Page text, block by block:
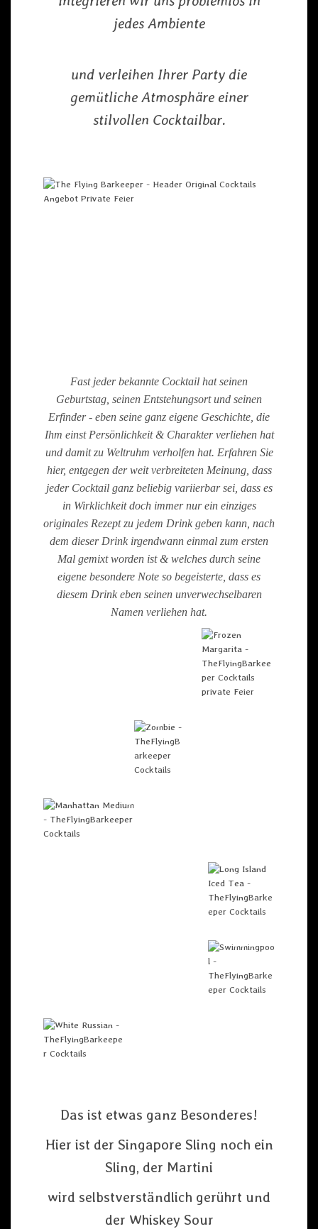
jedes Ambiente
und verleihen Ihrer Party die
gemütliche Atmosphäre einer
stilvollen Cocktailbar.
Fast jeder bekannte Cocktail hat seinen
Geburtstag, seinen Entstehungsort und seinen
Erfinder - eben seine ganz eigene Geschichte, die
Ihm einst Persönlichkeit & Charakter verliehen hat
und damit zu Weltruhm verholfen hat. Erfahren Sie
hier, entgegen der weit verbreiteten Meinung, dass
jeder Cocktail ganz beliebig variierbar sei, dass es
in Wirklichkeit doch immer nur ein einziges
originales Rezept zu jedem Drink geben kann, nach
dem dieser Drink irgendwann einmal zum ersten
Mal gemixt worden ist & welches durch seine
eigene besondere Note so begeisterte, dass es
diesem Drink eben seinen unverwechselbaren
Namen verliehen hat.
Das ist etwas ganz Besonderes!
Hier ist der Singapore Sling noch ein
Sling, der Martini
wird selbstverständlich gerührt und
der Whiskey Sour